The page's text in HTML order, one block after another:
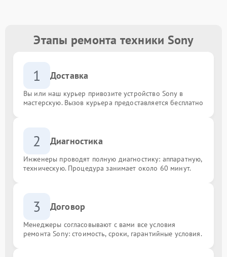
Этапы ремонта техники Sony
1 Доставка
Вы или наш курьер привозите устройство Sony в
мастерскую. Вызов курьера предоставляется бесплатно
2 Диагностика
Инженеры проводят полную диагностику: аппаратную,
техническую. Процедура занимает около 60 минут.
3 Договор
Менеджеры согласовывают с вами все условия
ремонта Sony: стоимость, сроки, гарантийные условия.